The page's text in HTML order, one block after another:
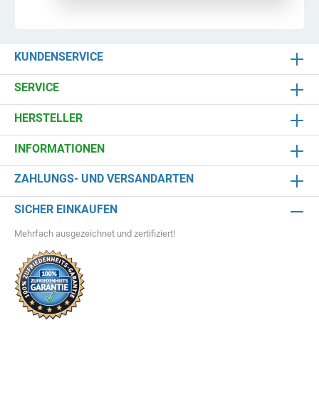
KUNDENSERVICE
SERVICE
HERSTELLER
INFORMATIONEN
ZAHLUNGS- UND VERSANDARTEN
SICHER EINKAUFEN
Mehrfach ausgezeichnet und zertifiziert!